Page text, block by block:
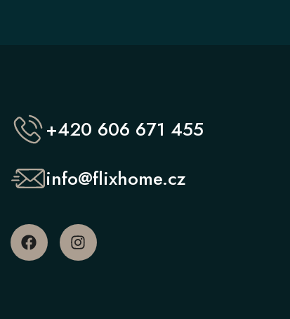
+420 606 671 455
info@flixhome.cz